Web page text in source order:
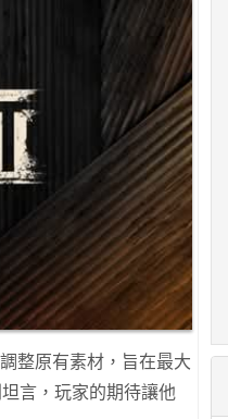
整原有素材，旨在最大
言，玩家的期待讓他